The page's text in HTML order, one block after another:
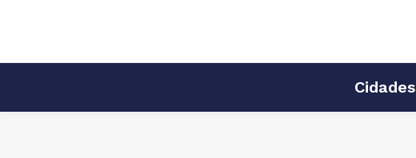
Cidades